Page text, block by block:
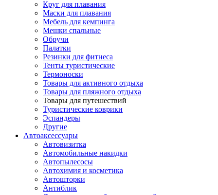
Круг для плавания
Маски для плавания
Мебель для кемпинга
Мешки спальные
Обручи
Палатки
Резинки для фитнеса
Тенты туристические
Термоноски
Товары для активного отдыха
Товары для пляжного отдыха
Товары для путешествий
Туристические коврики
Эспандеры
Другие
Автоаксессуары
Автовизитка
Автомобильные накидки
Автопылесосы
Автохимия и косметика
Автошторки
Антиблик